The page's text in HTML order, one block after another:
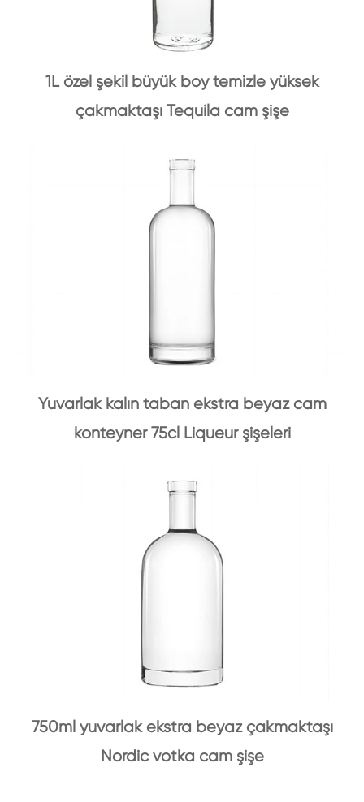
1L özel şekil büyük boy temizle yüksek
çakmaktaşı Tequila cam şişe
Yuvarlak kalın taban ekstra beyaz cam
konteyner 75cl Liqueur şişeleri
750ml yuvarlak ekstra beyaz çakmaktaşı
Nordic votka cam şişe